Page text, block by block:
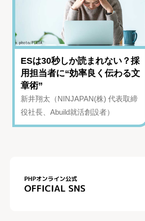
ESは30秒しか読まれない？採
用担当者に“効率良く伝わる文
章術”
新井翔太（NINJAPAN(株) 代表取締
役社長、Abuild就活創設者）